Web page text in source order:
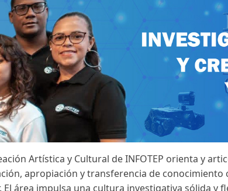
Artística y Cultural de INFOTEP orienta y
apropiación y transferencia de
área impulsa una cultura investigativa sólida y